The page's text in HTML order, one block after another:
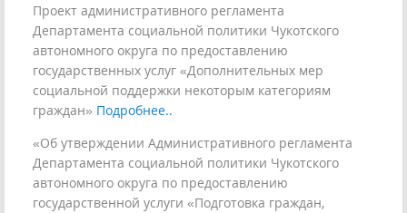
Проект административного регламента
Департамента социальной политики Чукотского
автономного округа по предоставлению
государственных услуг «Дополнительных мер
социальной поддержки некоторым категориям
граждан» Подробнее..
«Об утверждении Административного регламента
Департамента социальной политики Чукотского
автономного округа по предоставлению
государственной услуги «Подготовка граждан,